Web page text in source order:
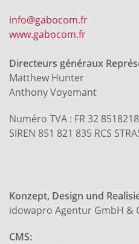
info@gabocom.fr
www.gabocom.fr
Directeurs généraux
Matthew Hunter
Anthony Voyemant
Numéro TVA : FR 32
SIREN 851 821 835 RCS
Konzept, Design und
idowapro Agentur GmbH &
CMS: